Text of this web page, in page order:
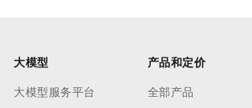
大模型
大模型服务平台
产品和定价
全部产品